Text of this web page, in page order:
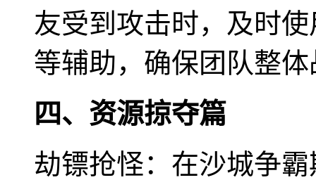
友受到攻击时，及时
等辅助，确保团队整
四、资源掠夺篇
劫镖抢怪：在沙城争